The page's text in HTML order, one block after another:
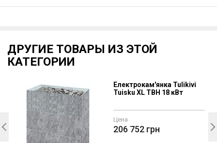
ДРУГИЕ ТОВАРЫ ИЗ ЭТОЙ
КАТЕГОРИИ
Електрокам'янка Tulikivi
Tuisku XL TBH 18 кВт
Цена
206 752 грн